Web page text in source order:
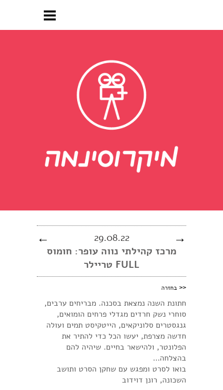
29.08.22
מרכז קהילתי נווה עופר: חומוס
FULL טריילר
← →
<< בחזרה
חתונת השנה נמצאת בסכנה. מבריחים ערבים,
סוחרי נשק חרדים מגדלי פרחים הומואים,
גנגסטרים סלוניקאים, הייטקיסט תמים ועולה
חדשה מצרפת, יעשו הכל כדי להתיר את
הפלונטר, ולהישאר בחיים. שיהיה להם
בהצלחה…
בואו לסרט ומפגש עם שחקן הסרט ותושב
השכונה, רונן דוידוב